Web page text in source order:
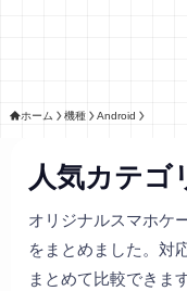
ホーム 機種 Android
人気カテゴ
オリジナルスマホケ
をまとめました。対
まとめて比較できます